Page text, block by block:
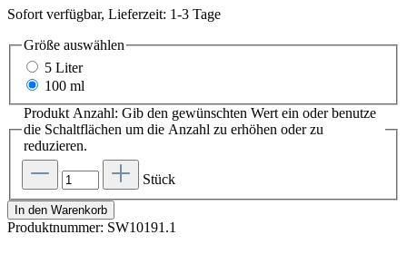
Sofort verfügbar, Lieferzeit: 1-3 Tage
Größe auswählen
5 Liter
100 ml
Produkt Anzahl: Gib den gewünschten Wert ein oder benutze
die Schaltflächen um die Anzahl zu erhöhen oder zu
reduzieren.
Stück
In den Warenkorb
Produktnummer: SW10191.1